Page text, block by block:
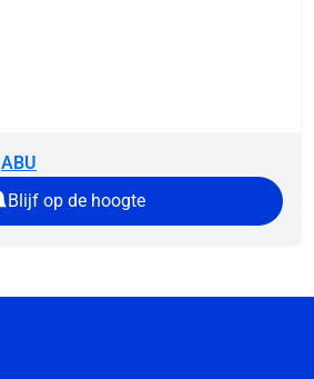
ABU
Blijf op de hoogte